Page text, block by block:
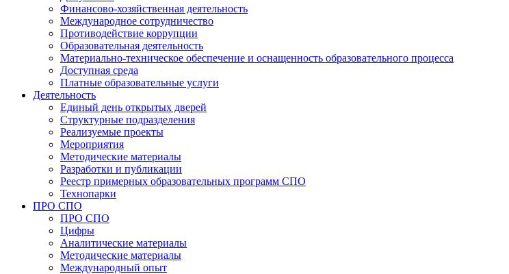
Финансово-хозяйственная деятельность
Международное сотрудничество
Противодействие коррупции
Образовательная деятельность
Материально-техническое обеспечение и оснащенность образовательного процесса
Доступная среда
Платные образовательные услуги
Деятельность
Единый день открытых дверей
Структурные подразделения
Реализуемые проекты
Мероприятия
Методические материалы
Разработки и публикации
Реестр примерных образовательных программ СПО
Технопарки
ПРО СПО
ПРО СПО
Цифры
Аналитические материалы
Методические материалы
Международный опыт